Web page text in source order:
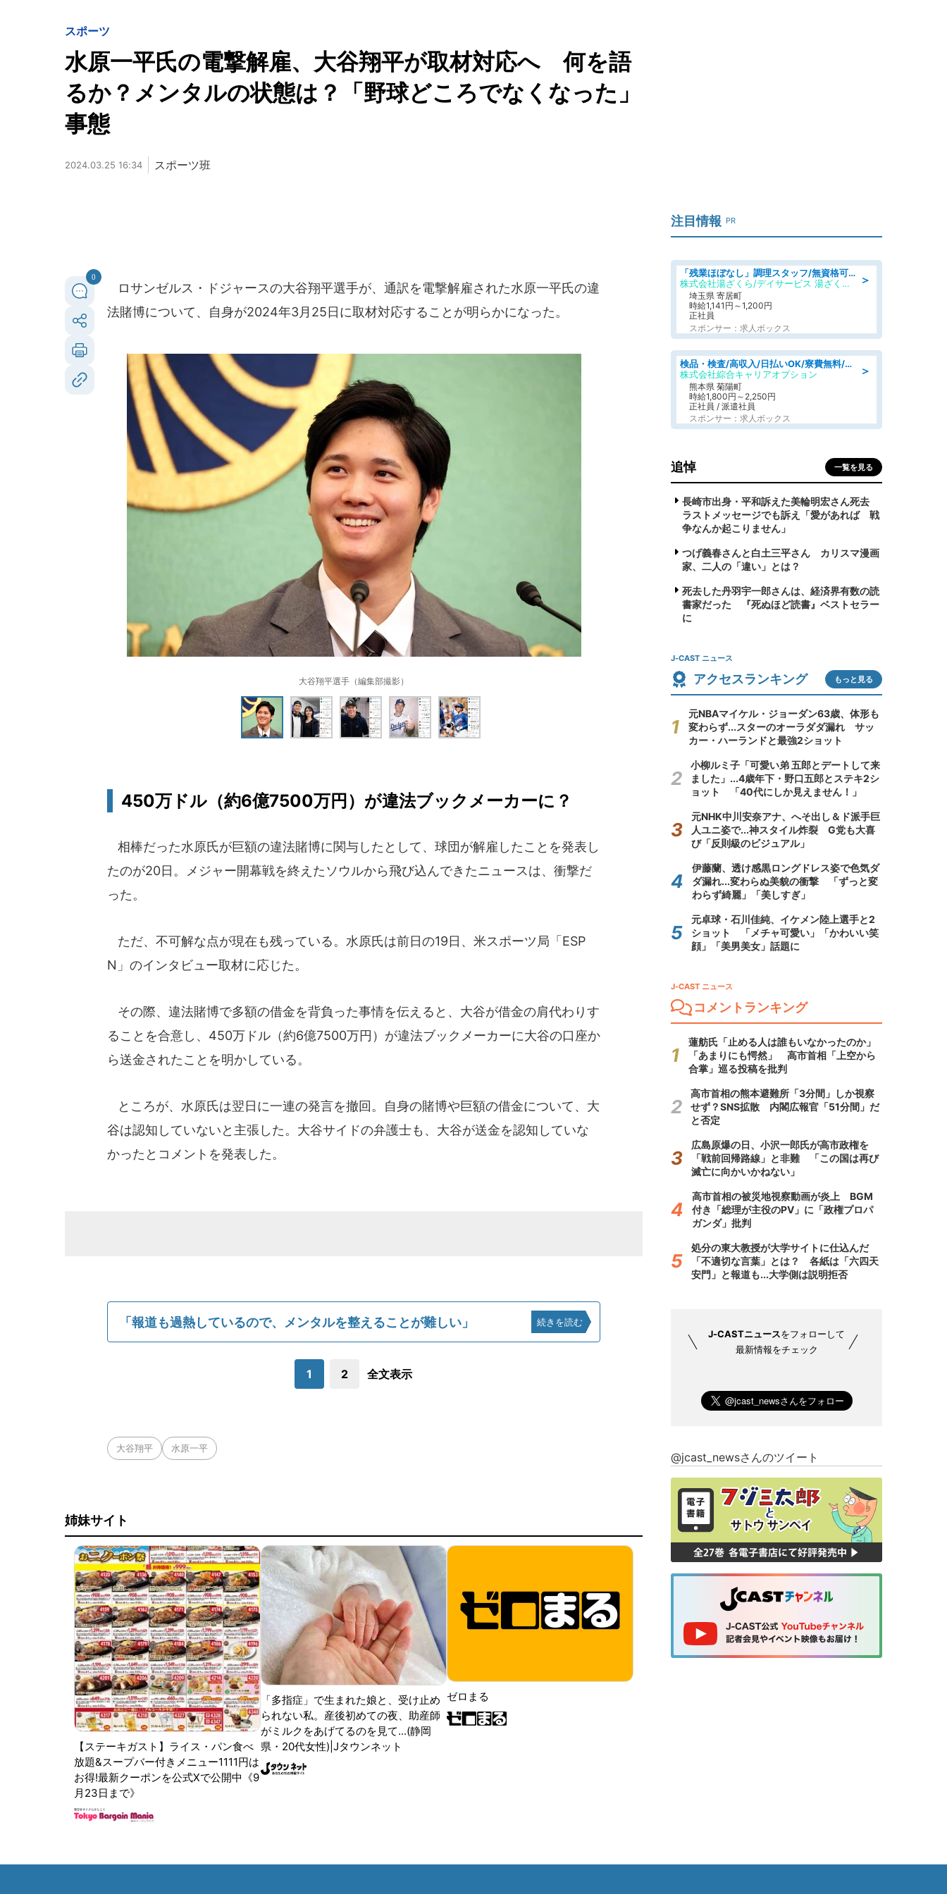
スポーツ
水原一平氏の電撃解雇、大谷翔平が取材対応へ 何を語
るか？メンタルの状態は？「野球どころでなくなった」
事態
2024.03.25 16:34 スポーツ班
0
ロサンゼルス・ドジャースの大谷翔平選手が、通訳を電撃解雇された水原一平氏の違
法賭博について、自身が2024年3月25日に取材対応することが明らかになった。
大谷翔平選手（編集部撮影）
450万ドル（約6億7500万円）が違法ブックメーカーに？
相棒だった水原氏が巨額の違法賭博に関与したとして、球団が解雇したことを発表し
たのが20日。メジャー開幕戦を終えたソウルから飛び込んできたニュースは、衝撃だ
った。
ただ、不可解な点が現在も残っている。水原氏は前日の19日、米スポーツ局「ESP
N」のインタビュー取材に応じた。
その際、違法賭博で多額の借金を背負った事情を伝えると、大谷が借金の肩代わりす
ることを合意し、450万ドル（約6億7500万円）が違法ブックメーカーに大谷の口座か
ら送金されたことを明かしている。
ところが、水原氏は翌日に一連の発言を撤回。自身の賭博や巨額の借金について、大
谷は認知していないと主張した。大谷サイドの弁護士も、大谷が送金を認知していな
かったとコメントを発表した。
「報道も過熱しているので、メンタルを整えることが難しい」 続きを読む
1 2 全文表示
大谷翔平 水原一平
姉妹サイト
【ステーキガスト】ライス・パン食べ
放題&スープバー付きメニュー1111円は
お得!最新クーポンを公式Xで公開中《9
月23日まで》
「多指症」で生まれた娘と、受け止め
られない私。産後初めての夜、助産師
がミルクをあげてるのを見て...(静岡
県・20代女性)|Jタウンネット
ゼロまる
注目情報 PR
＞
「残業ほぼなし」調理スタッフ/無資格可/正職員/日勤のみ/デイサービス/社会保障完備
株式会社湯ざくら/デイサービス 湯ざくらケアリゾート
埼玉県 寄居町
時給1,141円～1,200円
正社員
スポンサー：求人ボックス
＞
検品・検査/高収入/日払いOK/寮費無料/日勤/20・30・40代活躍中
株式会社綜合キャリアオプション
熊本県 菊陽町
時給1,800円～2,250円
正社員 / 派遣社員
スポンサー：求人ボックス
追悼 一覧を見る
長崎市出身・平和訴えた美輪明宏さん死去
ラストメッセージでも訴え「愛があれば 戦
争なんか起こりません」
つげ義春さんと白土三平さん カリスマ漫画
家、二人の「違い」とは？
死去した丹羽宇一郎さんは、経済界有数の読
書家だった 『死ぬほど読書』ベストセラー
に
J-CAST ニュース
アクセスランキング もっと見る
元NBAマイケル・ジョーダン63歳、体形も
変わらず...スターのオーラダダ漏れ サッ
カー・ハーランドと最強2ショット
小柳ルミ子「可愛い弟 五郎とデートして来
ました」...4歳年下・野口五郎とステキ2シ
ョット 「40代にしか見えません！」
元NHK中川安奈アナ、へそ出し＆ド派手巨
人ユニ姿で...神スタイル炸裂 G党も大喜
び「反則級のビジュアル」
伊藤蘭、透け感黒ロングドレス姿で色気ダ
ダ漏れ...変わらぬ美貌の衝撃 「ずっと変
わらず綺麗」「美しすぎ」
元卓球・石川佳純、イケメン陸上選手と2
ショット 「メチャ可愛い」「かわいい笑
顔」「美男美女」話題に
J-CAST ニュース
コメントランキング
蓮舫氏「止める人は誰もいなかったのか」
「あまりにも愕然」 高市首相「上空から
合掌」巡る投稿を批判
高市首相の熊本避難所「3分間」しか視察
せず？SNS拡散 内閣広報官「51分間」だ
と否定
広島原爆の日、小沢一郎氏が高市政権を
「戦前回帰路線」と非難 「この国は再び
滅亡に向かいかねない」
高市首相の被災地視察動画が炎上 BGM
付き「総理が主役のPV」に「政権プロパ
ガンダ」批判
処分の東大教授が大学サイトに仕込んだ
「不適切な言葉」とは？ 各紙は「六四天
安門」と報道も...大学側は説明拒否
J-CASTニュースをフォローして
最新情報をチェック
@jcast_newsさんのツイート